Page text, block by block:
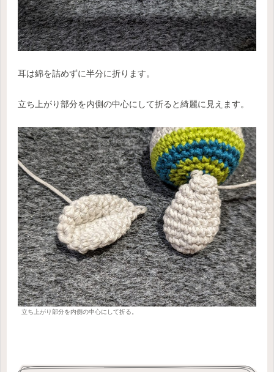
耳は綿を詰めずに半分に折ります。
立ち上がり部分を内側の中心にして折ると綺麗に見えます。
立ち上がり部分を内側の中心にして折る。